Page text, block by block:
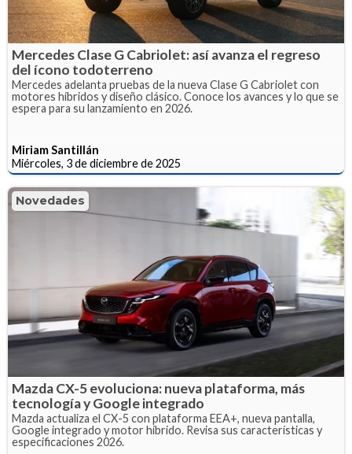
Mercedes Clase G Cabriolet: así avanza el regreso
del ícono todoterreno
Mercedes adelanta pruebas de la nueva Clase G Cabriolet con
motores híbridos y diseño clásico. Conoce los avances y lo que se
espera para su lanzamiento en 2026.
Miriam Santillán
Miércoles, 3 de diciembre de 2025
Novedades
Mazda CX-5 evoluciona: nueva plataforma, más
tecnología y Google integrado
Mazda actualiza el CX-5 con plataforma EEA+, nueva pantalla,
Google integrado y motor híbrido. Revisa sus características y
especificaciones 2026.